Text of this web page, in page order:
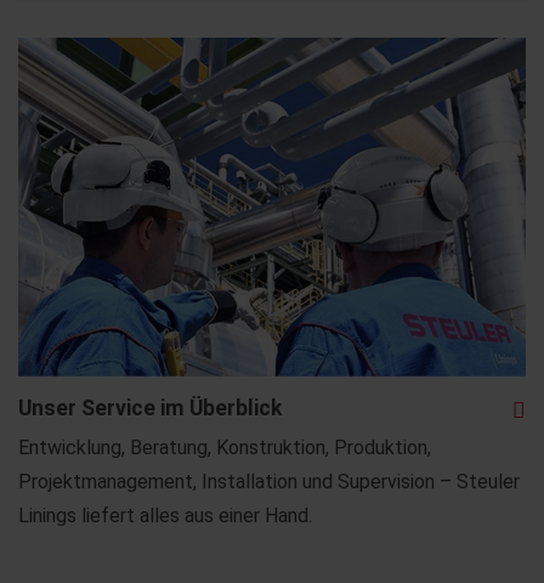
Unser Service im Überblick
Entwicklung, Beratung, Konstruktion, Produktion,
Projektmanagement, Installation und Supervision – Steuler
Linings liefert alles aus einer Hand.